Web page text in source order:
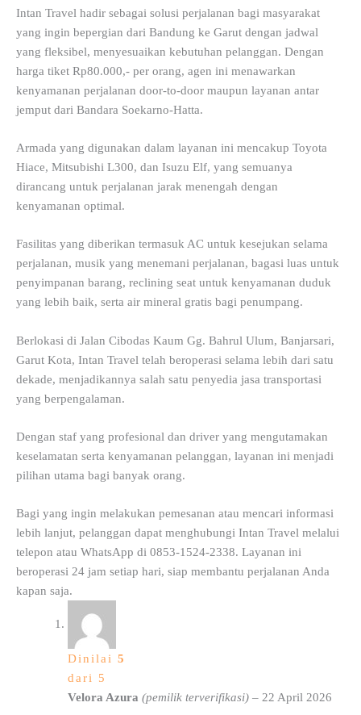
Intan Travel hadir sebagai solusi perjalanan bagi masyarakat
yang ingin bepergian dari Bandung ke Garut dengan jadwal
yang fleksibel, menyesuaikan kebutuhan pelanggan. Dengan
harga tiket Rp80.000,- per orang, agen ini menawarkan
kenyamanan perjalanan door-to-door maupun layanan antar
jemput dari Bandara Soekarno-Hatta.
Armada yang digunakan dalam layanan ini mencakup Toyota
Hiace, Mitsubishi L300, dan Isuzu Elf, yang semuanya
dirancang untuk perjalanan jarak menengah dengan
kenyamanan optimal.
Fasilitas yang diberikan termasuk AC untuk kesejukan selama
perjalanan, musik yang menemani perjalanan, bagasi luas untuk
penyimpanan barang, reclining seat untuk kenyamanan duduk
yang lebih baik, serta air mineral gratis bagi penumpang.
Berlokasi di Jalan Cibodas Kaum Gg. Bahrul Ulum, Banjarsari,
Garut Kota, Intan Travel telah beroperasi selama lebih dari satu
dekade, menjadikannya salah satu penyedia jasa transportasi
yang berpengalaman.
Dengan staf yang profesional dan driver yang mengutamakan
keselamatan serta kenyamanan pelanggan, layanan ini menjadi
pilihan utama bagi banyak orang.
Bagi yang ingin melakukan pemesanan atau mencari informasi
lebih lanjut, pelanggan dapat menghubungi Intan Travel melalui
telepon atau WhatsApp di 0853-1524-2338. Layanan ini
beroperasi 24 jam setiap hari, siap membantu perjalanan Anda
kapan saja.
Dinilai 5
dari 5
Velora Azura (pemilik terverifikasi) – 22 April 2026